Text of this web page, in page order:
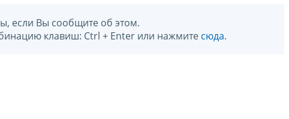
если Вы сообщите об этом.
клавиш: Ctrl + Enter или нажмите сюда.